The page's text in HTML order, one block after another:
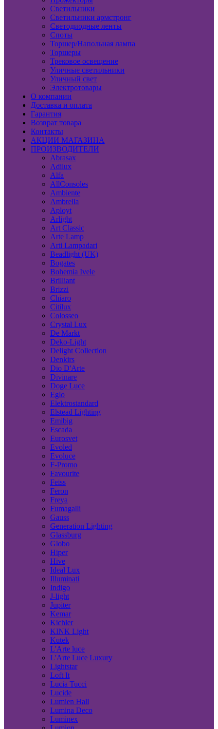
Светильники
Светильники армстронг
Светодиодные ленты
Споты
Торшер/Напольная лампа
Торшеры
Трековое освещение
Уличные светильники
Уличный свет
Электротовары
О компании
Доставка и оплата
Гарантия
Возврат товара
Контакты
АКЦИИ МАГАЗИНА
ПРОИЗВОДИТЕЛИ
Abrasax
Adilux
Alfa
AllConsoles
Ambiente
Ambrella
Aployt
Arlight
Art Classic
Arte Lamp
Arti Lampadari
Beadlight (UK)
Bogates
Bohemia Ivele
Brilliant
Brizzi
Chiaro
Citilux
Colosseo
Crystal Lux
De Markt
Deko-Light
Delight Collection
Denkirs
Dio D'Arte
Divinare
Doge Luce
Eglo
Elektrostandard
Elstead Lighting
Emibig
Escada
Eurosvet
Evoled
Evoluce
F-Promo
Favourite
Feiss
Feron
Freya
Fumagalli
Gauss
Generation Lighting
Glassburg
Globo
Hiper
Hive
Ideal Lux
Illuminati
Indigo
J-light
Jupiter
Kemar
Kichler
KINK Light
Kutek
L'Arte luce
L'Arte Luce Luxury
Lightstar
Loft It
Lucia Tucci
Lucide
Lumien Hall
Lumina Deco
Luminex